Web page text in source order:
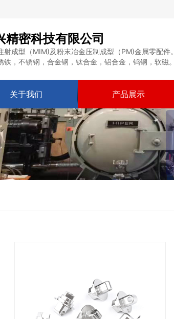
精密科技有限公司
射成型（MIM)及粉末冶金压制成型（PM)金属零配件。
铁，不锈钢，合金钢，钛合金，铝合金，钨钢，软磁。
关于我们 产品展示